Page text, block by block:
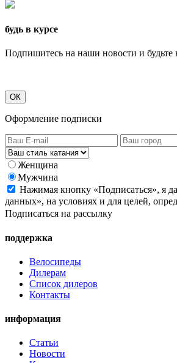
будь в курсе
Подпишитесь на наши новости и
ОК
Оформление подписки
Женщина
Мужчина
Нажимая кнопку «Подписаться», я
данных», на условиях и для целей,
Подписаться на рассылку
поддержка
Велосипеды
Дилерам
Список дилеров
Контакты
информация
Статьи
Новости